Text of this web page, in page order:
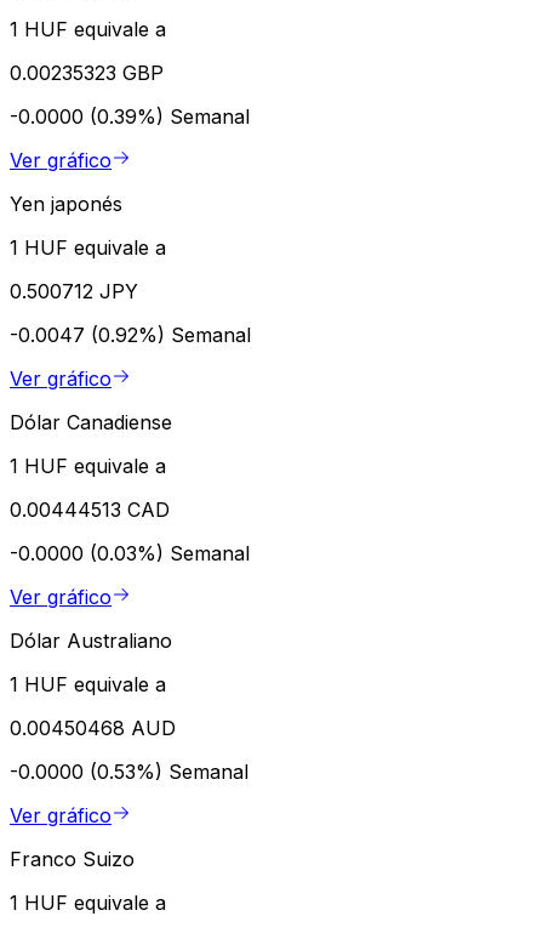
1 HUF equivale a
0.00235323 GBP
-0.0000 (0.39%) Semanal
Ver gráfico
Yen japonés
1 HUF equivale a
0.500712 JPY
-0.0047 (0.92%) Semanal
Ver gráfico
Dólar Canadiense
1 HUF equivale a
0.00444513 CAD
-0.0000 (0.03%) Semanal
Ver gráfico
Dólar Australiano
1 HUF equivale a
0.00450468 AUD
-0.0000 (0.53%) Semanal
Ver gráfico
Franco Suizo
1 HUF equivale a